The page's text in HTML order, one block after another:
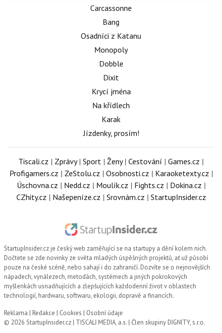
Carcassonne
Bang
Osadníci z Katanu
Monopoly
Dobble
Dixit
Krycí jména
Na křídlech
Karak
Jízdenky, prosím!
Tiscali.cz | Zprávy| Sport | Ženy| Cestování | Games.cz |
Profigamers.cz | ZeStolu.cz | Osobnosti.cz | Karaoketexty.cz |
Úschovna.cz | Nedd.cz | Moulík.cz | Fights.cz | Dokina.cz |
CZhity.cz | Našepeníze.cz | Srovnám.cz | StartupInsider.cz
StartupInsider.cz je český web zaměřující se na startupy a dění kolem nich.
Dočtete se zde novinky ze světa mladých úspěšných projektů, ať už působí
pouze na české scéně, nebo sahají i do zahraničí. Dozvíte se o nejnovějších
nápadech, vynálezech, metodách, systémech a jiných pokrokových
myšlenkách usnadňujících a zlepšujících každodenní život v oblastech
technologií, hardwaru, softwaru, ekologii, dopravě a financích.
Reklama | Redakce | Cookies | Osobní údaje
© 2026 StartupInsider.cz | TISCALI MEDIA, a.s. | Člen skupiny DIGNITY, s.r.o.